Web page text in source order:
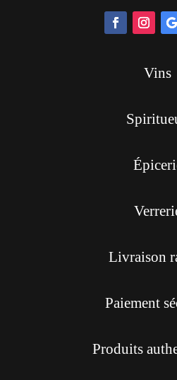
Vins
Livraison
Paiement
Produits